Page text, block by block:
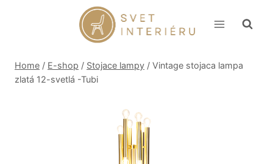
Home / E-shop / Stojace lampy / Vintage stojaca lampa
zlatá 12-svetlá -Tubi